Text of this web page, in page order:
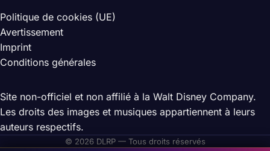
Politique de cookies (UE)
Avertissement
Imprint
Conditions générales
Site non-officiel et non affilié à la Walt Disney Company.
Les droits des images et musiques appartiennent à leurs
auteurs respectifs.
© 2026 DLRP — Tous droits réservés